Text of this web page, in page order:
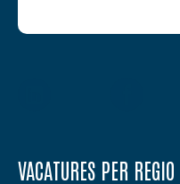
VACATURES PER REGIO